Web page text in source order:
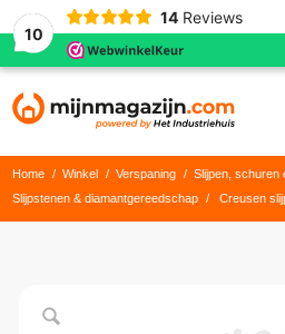
10
14 Reviews
Home / Winkel / Verspaning / Slijpen, schuren
Slijpstenen & diamantgereedschap
/ Creusen